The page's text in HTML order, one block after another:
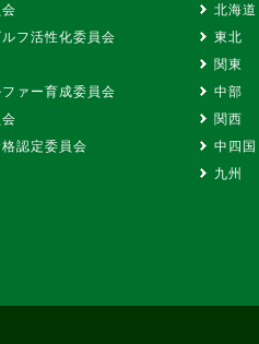
フ活性化委員会
ァー育成委員会
認定委員会
北海道
東北
関東
中部
関西
中四国
九州